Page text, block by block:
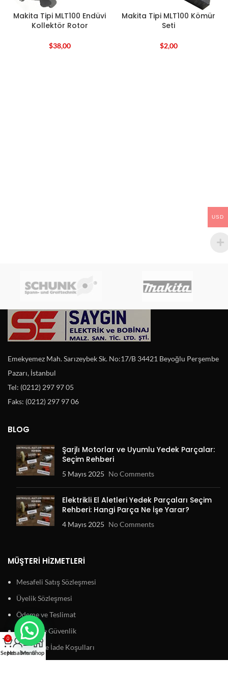
Makita Tipi MLT100 Endüvi
Kollektör Rotor
$38,00
Makita Tipi MLT100 Kömür
Seti
$2,00
Emekyemez Mah. Sarızeybek Sk. No:17/B 34421 Beyoğlu Perşembe
Pazarı, İstanbul
Tel: (0212) 297 97 05
Faks: (0212) 297 97 06
BLOG
Şarjlı Motorlar ve Uyumlu Yedek Parçalar:
Seçim Rehberi
5 Mayıs 2025 No Comments
Elektrikli El Aletleri Yedek Parçaları Seçim
Rehberi: Hangi Parça Ne İşe Yarar?
4 Mayıs 2025 No Comments
MÜŞTERI HIZMETLERI
Mesafeli Satış Sözleşmesi
Üyelik Sözleşmesi
Ödeme ve Teslimat
Gizlilik ve Güvenlik
Garanti ve İade Koşulları
USD
0
SepetHesabımMenuShop